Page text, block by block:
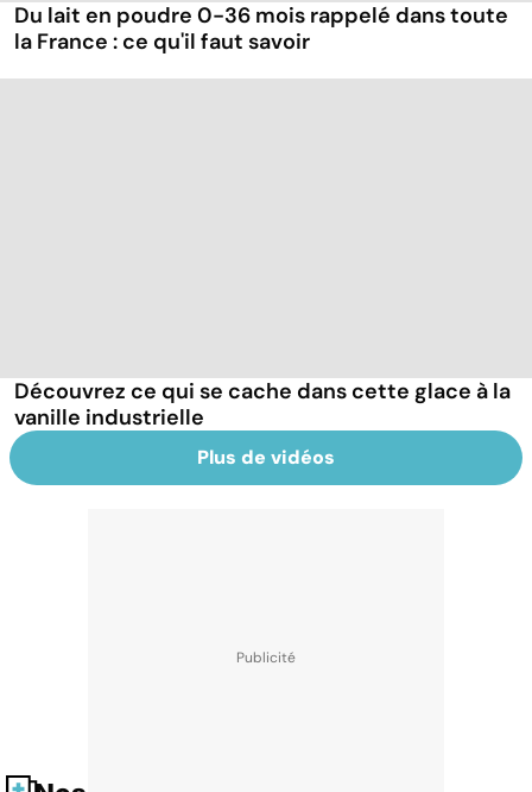
Du lait en poudre 0-36 mois rappelé dans toute
la France : ce qu'il faut savoir
Découvrez ce qui se cache dans cette glace à la
vanille industrielle
Plus de vidéos